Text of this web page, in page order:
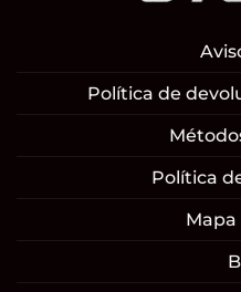
Política de
Política
Mapa